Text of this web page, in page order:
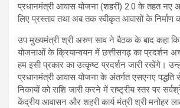
प्रधानमंत्री आवास योजना (शहरी) 2.0 के तहत नए
लिए प्रस्ताव तथा अब तक स्वीकृत आवासों के निर्माण
उप मुख्यमंत्री श्री अरुण साव ने बैठक के बाद कहा
योजनाओं के क्रियान्वयन में छत्तीसगढ़ का प्रदर्शन
हम इसी प्रकार का उत्कृष्ट प्रदर्शन जारी रखेंगे।
प्रधानमंत्री आवास योजना के अंतर्गत एसएनए पद्धति से
निकायों को राशि जारी करने में राष्ट्रीय स्तर पर
केंद्रीय आवासन और शहरी कार्य मंत्री श्री मनोहर